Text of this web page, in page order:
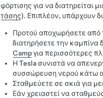
φόρτισης για να διατηρείται
τάσης). Επιπλέον, υπάρχουν
Προτού αποχωρήσετε από
διατηρήσετε την καμπίνα
Campγια περισσότερες
Η Tesla συνιστά να
συσσώρευση νερού κάτω
Σταθμεύετε σε σκιά για
Εάν χρειαστεί να